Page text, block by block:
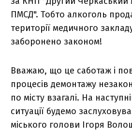
ПМСД". Тобто алкоголь
території медичного
заборонено законом!
Вважаю, що це саботаж і
процесів демонтажу
по місту взагалі. На
ситуації будемо
міського голови Ігоря